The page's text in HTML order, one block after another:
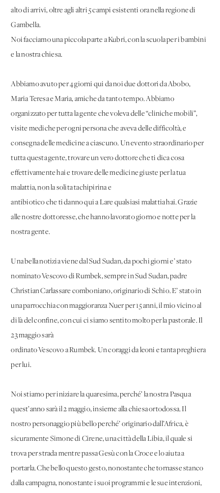
alto di arrivi, oltre agli altri 5 campi esistenti ora nella regione di
Gambella.
Noi facciamo una piccola parte a Kubri, con la scuola per i bambini
e la nostra chiesa.
Abbiamo avuto per 4 giorni qui da noi due dottori da Abobo,
Maria Teresa e Maria, amiche da tanto tempo. Abbiamo
organizzato per tutta la gente che voleva delle “cliniche mobili”,
visite mediche per ogni persona che aveva delle difficoltà, e
consegna delle medicine a ciascuno. Un evento straordinario per
tutta questa gente, trovare un vero dottore che ti dica cosa
effettivamente hai e trovare delle medicine giuste per la tua
malattia, non la solita tachipirina e
antibiotico che ti danno qui a Lare qualsiasi malattia hai. Grazie
alle nostre dottoresse, che hanno lavorato giorno e notte per la
nostra gente.
Una bella notizia viene dal Sud Sudan, da pochi giorni e’ stato
nominato Vescovo di Rumbek, sempre in Sud Sudan, padre
Christian Carlassare comboniano, originario di Schio. E’ stato in
una parrocchia con maggioranza Nuer per 15 anni, il mio vicino al
di là del confine, con cui ci siamo sentito molto per la pastorale. Il
23 maggio sarà
ordinato Vescovo a Rumbek. Un coraggi da leoni e tanta preghiera
per lui.
Noi stiamo per iniziare la quaresima, perché’ la nostra Pasqua
quest’anno sarà il 2 maggio, insieme alla chiesa ortodossa. Il
nostro personaggio più bello perché’ originario dall’Africa, è
sicuramente Simone di Cirene, una città della Libia, il quale si
trova per strada mentre passa Gesù con la Croce e lo aiuta a
portarla. Che bello questo gesto, nonostante che tornasse stanco
dalla campagna, nonostante i suoi programmi e le sue intenzioni,